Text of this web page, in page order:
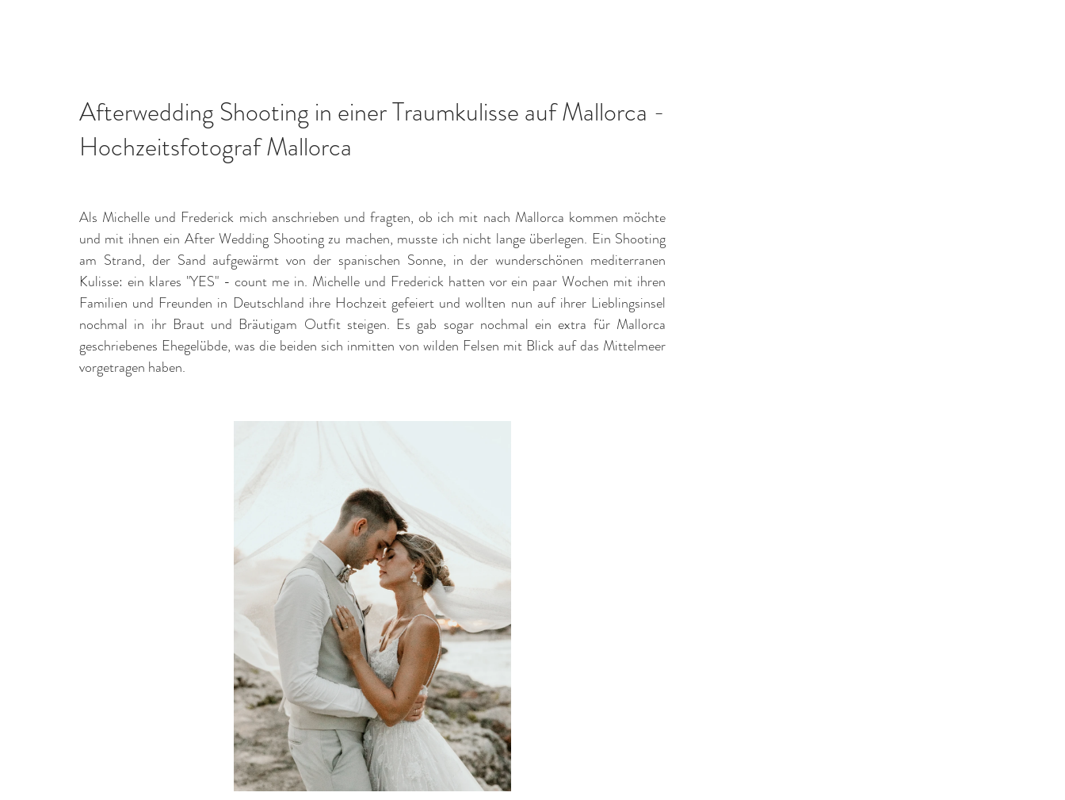
Afterwedding Shooting in einer Traumkulisse auf Mallorca -
Hochzeitsfotograf Mallorca
Als Michelle und Frederick mich anschrieben und fragten, ob ich mit nach Mallorca kommen möchte
und mit ihnen ein After Wedding Shooting zu machen, musste ich nicht lange überlegen. Ein Shooting
am Strand, der Sand aufgewärmt von der spanischen Sonne, in der wunderschönen mediterranen
Kulisse: ein klares "YES" - count me in. Michelle und Frederick hatten vor ein paar Wochen mit ihren
Familien und Freunden in Deutschland ihre Hochzeit gefeiert und wollten nun auf ihrer Lieblingsinsel
nochmal in ihr Braut und Bräutigam Outfit steigen. Es gab sogar nochmal ein extra für Mallorca
geschriebenes Ehegelübde, was die beiden sich inmitten von wilden Felsen mit Blick auf das Mittelmeer
vorgetragen haben.